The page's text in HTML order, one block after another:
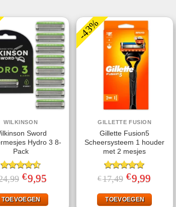
WILKINSON
Sword
Hydro 3 8-
Pack
Gewaardeerd
4.50 uit 5
Oorspronkelijke
prijs
€24,99.
€9,95
€9,95.
TOEVOEGEN
-43%
GILLETTE FUSION
Gillette Fusion5
Scheersysteem 1 houder
met 2 mesjes
Gewaardeerd
5.00uit 5
€17,49 Oorspronkelijke
prijs
€17,49.
€9,99
€9,99.
TOEVOEGEN